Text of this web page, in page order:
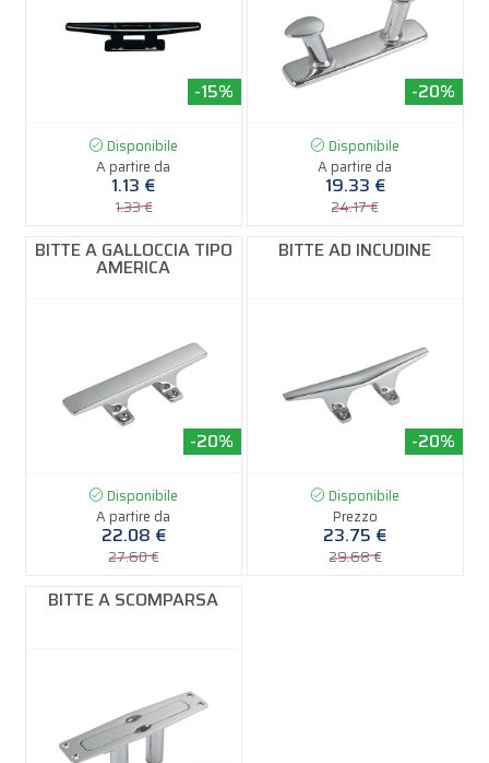
-15%
Disponibile
A partire da
1.13 €
1.33 €
-20%
Disponibile
A partire da
19.33 €
24.17 €
BITTE A GALLOCCIA TIPO
AMERICA
-20%
Disponibile
A partire da
22.08 €
27.60 €
BITTE AD INCUDINE
-20%
Disponibile
Prezzo
23.75 €
29.68 €
BITTE A SCOMPARSA